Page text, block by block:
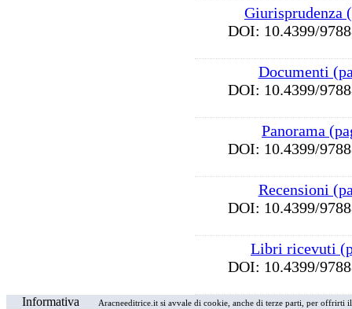
Giurisprudenza
DOI: 10.4399/
Documenti
DOI: 10.4399/
Panorama
DOI: 10.4399/
Recensioni
DOI: 10.4399/
Libri ricevuti
DOI: 10.4399/
Informativa Aracneeditrice.it si avvale di cookie, anche di terze parti, per